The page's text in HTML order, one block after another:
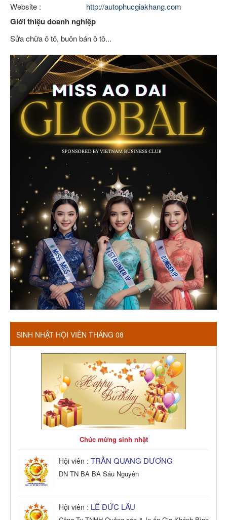
Website :
http://autophucgiakhang.com
Giới thiệu doanh nghiệp
Sửa chữa ô tô, buôn bán ô tô...
SINH NHẬT HỘI VIÊN THÁNG 08
Chúc mừng sinh nhật
Hội viên : TRẦN QUANG DƯƠNG
DN TN BA BA Sáu Nguyên
Hội viên : LÊ ĐỨC LÂU